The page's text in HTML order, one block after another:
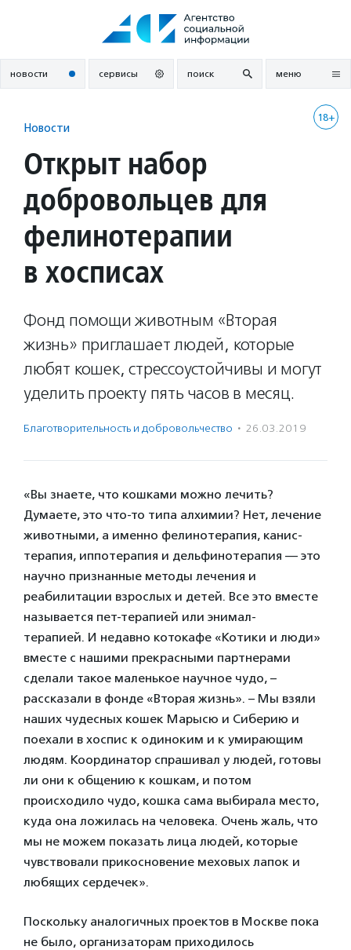
новости сервисы поиск меню
18+
Новости
Открыт набор
добровольцев для
фелинотерапии
в хосписах
Фонд помощи животным «Вторая
жизнь» приглашает людей, которые
любят кошек, стрессоустойчивы и могут
уделить проекту пять часов в месяц.
Благотвори­тель­ность и доброволь­чест­во · 26.03.2019
«Вы знаете, что кошками можно лечить?
Думаете, это что-то типа алхимии? Нет, лечение
животными, а именно фелинотерапия, канис-
терапия, иппотерапия и дельфинотерапия — это
научно признанные методы лечения и
реабилитации взрослых и детей. Все это вместе
называется пет-терапией или энимал-
терапией. И недавно котокафе «Котики и люди»
вместе с нашими прекрасными партнерами
сделали такое маленькое научное чудо, –
рассказали в фонде «Вторая жизнь». – Мы взяли
наших чудесных кошек Марысю и Сиберию и
поехали в хоспис к одиноким и к умирающим
людям. Координатор спрашивал у людей, готовы
ли они к общению к кошкам, и потом
происходило чудо, кошка сама выбирала место,
куда она ложилась на человека. Очень жаль, что
мы не можем показать лица людей, которые
чувствовали прикосновение меховых лапок и
любящих сердечек».
Поскольку аналогичных проектов в Москве пока
не было, организаторам приходилось